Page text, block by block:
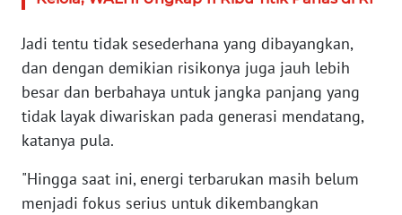
Jadi tentu tidak sesederhana yang dibayangkan,
dan dengan demikian risikonya juga jauh lebih
besar dan berbahaya untuk jangka panjang yang
tidak layak diwariskan pada generasi mendatang,
katanya pula.
"Hingga saat ini, energi terbarukan masih belum
menjadi fokus serius untuk dikembangkan
SERAMBI
WN
JAMBI
SULTRA